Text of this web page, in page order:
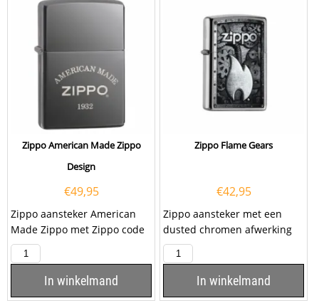
Zippo American Made Zippo
Design
€49,95
Zippo aansteker American
Made Zippo met Zippo code
60.003.897. Een Zippo
aansteker is een zeer...
In winkelmand
Zippo Flame Gears
€42,95
Zippo aansteker met een
dusted chromen afwerking
en aan de voorzijde een
opdruk van het Zippo
Flame...In winkelmand